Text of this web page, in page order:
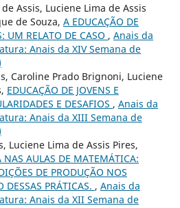
Assis, Luciene Lima de Assis
de Souza, A EDUCAÇÃO DE
UM RELATO DE CASO , Anais da
Anais da XIV Semana de
Caroline Prado Brignoni, Luciene
EDUCAÇÃO DE JOVENS E
E DESAFIOS , Anais da
Anais da XIII Semana de
Luciene Lima de Assis Pires,
NAS AULAS DE MATEMÁTICA:
DE PRODUÇÃO NOS
DESSAS PRÁTICAS. , Anais da
Anais da XII Semana de